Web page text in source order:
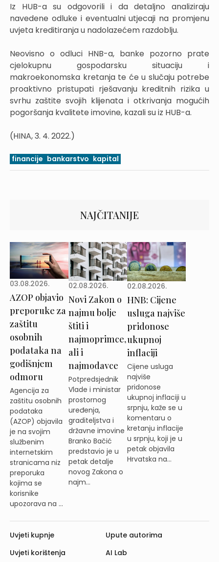
Iz HUB-a su odgovorili i da detaljno analiziraju
navedene odluke i eventualni utjecaji na promjenu
uvjeta kreditiranja u nadolazećem razdoblju.
Neovisno o odluci HNB-a, banke pozorno prate
cjelokupnu gospodarsku situaciju i
makroekonomska kretanja te će u slučaju potrebe
proaktivno pristupati rješavanju kreditnih rizika u
svrhu zaštite svojih klijenata i otkrivanja mogućih
pogoršanja kvalitete imovine, kazali su iz HUB-a.
(HINA, 3. 4. 2022.)
financije bankarstvo kapital
NAJČITANIJE
03.08.2026.
AZOP objavio
preporuke za
zaštitu
osobnih
podataka na
godišnjem
odmoru
Agencija za
zaštitu osobnih
podataka
(AZOP) objavila
je na svojim
službenim
internetskim
stranicama niz
preporuka
kojima se
korisnike
upozorava na ...
02.08.2026.
Novi Zakon o
najmu bolje
štiti i
najmoprimce,
ali i
najmodavce
Potpredsjednik
Vlade i ministar
prostornog
uređenja,
graditeljstva i
državne imovine
Branko Bačić
predstavio je u
petak detalje
novog Zakona o
najm...
02.08.2026.
HNB: Cijene
usluga najviše
pridonose
ukupnoj
inflaciji
Cijene usluga
najviše
pridonose
ukupnoj inflaciji u
srpnju, kaže se u
komentaru o
kretanju inflacije
u srpnju, koji je u
petak objavila
Hrvatska na...
Uvjeti kupnje
Uvjeti korištenja
Upute autorima
AI Lab